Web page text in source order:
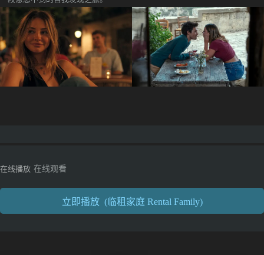
在线播放 在线观看
立即播放 (临租家庭 Rental Family)